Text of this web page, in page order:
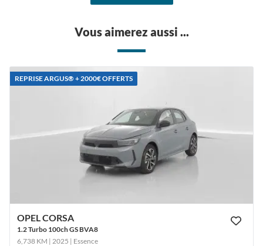
Vous aimerez aussi ...
REPRISE ARGUS®️ + 2000€ OFFERTS
OPEL CORSA
1.2 Turbo 100ch GS BVA8
6,738 KM | 2025 | Essence